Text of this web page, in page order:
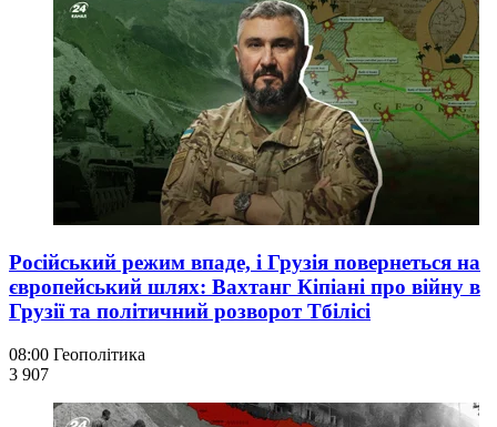
Російський режим впаде, і Грузія повернеться на
європейський шлях: Вахтанг Кіпіані про війну в
Грузії та політичний розворот Тбілісі
08:00 Геополітика
3 907